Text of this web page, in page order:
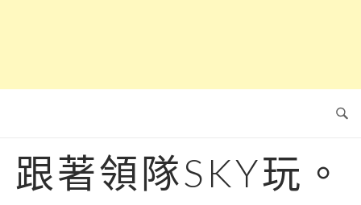
跟著領隊SKY玩。